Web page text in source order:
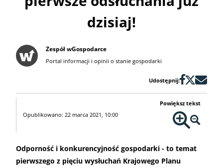
dzisiaj!
Zespół wGospodarce
Portal informacji i opinii o stanie gospodarki
Udostępnij:
Opublikowano: 22 marca 2021, 10:00
Powiększ tekst
Odporność i konkurencyjność gospodarki - to temat
pierwszego z pięciu wysłuchań Krajowego Planu